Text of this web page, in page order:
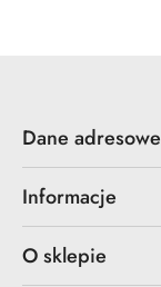
Dane adresowe
Informacje
O sklepie